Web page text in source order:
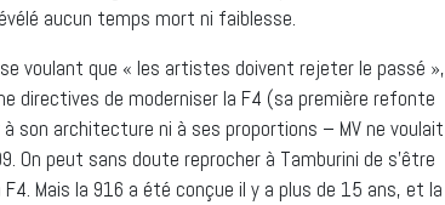
aucun temps mort ni faiblesse.
voulant que « les artistes doivent rejeter le passé »,
directives de moderniser la F4 (sa première refonte
son architecture ni à ses proportions – MV ne voulait
On peut sans doute reprocher à Tamburini de s’être
Mais la 916 a été conçue il y a plus de 15 ans, et la